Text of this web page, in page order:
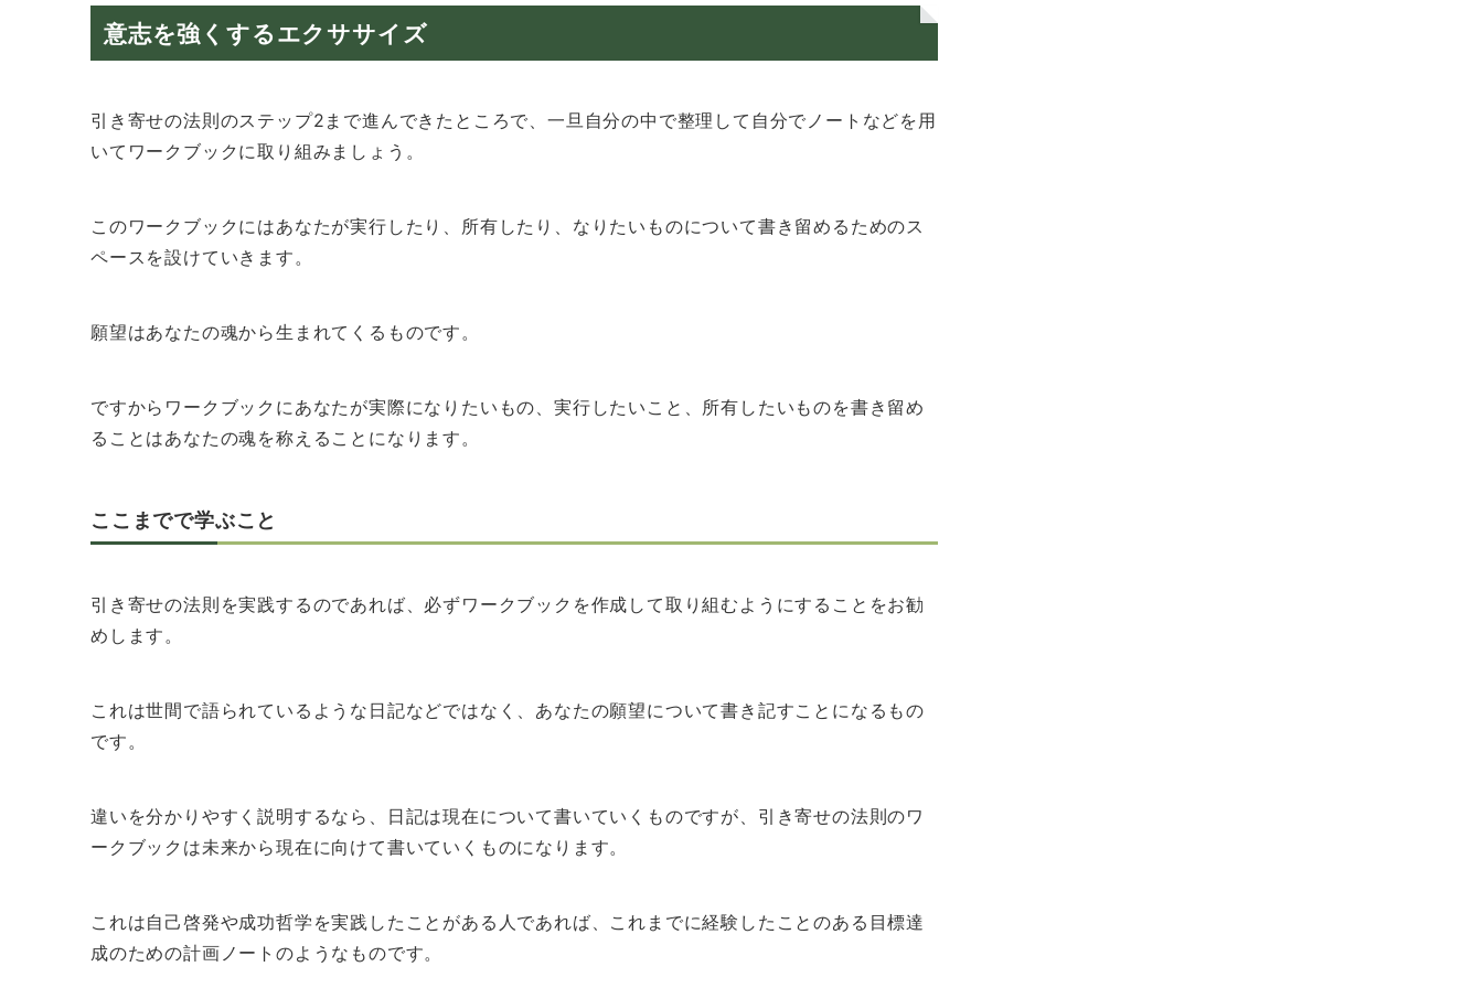
意志を強くするエクササイズ
引き寄せの法則のステップ2まで進んできたところで、一旦自分の中で整理して自分でノートなどを用
いてワークブックに取り組みましょう。
このワークブックにはあなたが実行したり、所有したり、なりたいものについて書き留めるためのス
ペースを設けていきます。
願望はあなたの魂から生まれてくるものです。
ですからワークブックにあなたが実際になりたいもの、実行したいこと、所有したいものを書き留め
ることはあなたの魂を称えることになります。
ここまでで学ぶこと
引き寄せの法則を実践するのであれば、必ずワークブックを作成して取り組むようにすることをお勧
めします。
これは世間で語られているような日記などではなく、あなたの願望について書き記すことになるもの
です。
違いを分かりやすく説明するなら、日記は現在について書いていくものですが、引き寄せの法則のワ
ークブックは未来から現在に向けて書いていくものになります。
これは自己啓発や成功哲学を実践したことがある人であれば、これまでに経験したことのある目標達
成のための計画ノートのようなものです。